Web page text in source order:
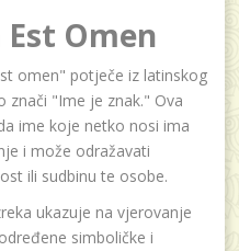
Omen
omen" potječe iz latinskog
znači "Ime je znak." Ova
ime koje netko nosi ima
i može odražavati
ili sudbinu te osobe.
ukazuje na vjerovanje
simboličke i